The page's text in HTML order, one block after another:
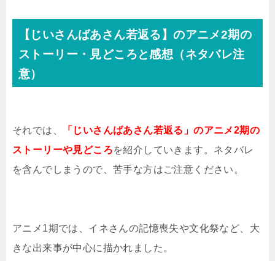
【じいさんばあさん若返る】のアニメ2期の
ストーリー・見どころと感想（ネタバレ注
意）
それでは、
「じいさんばあさん若返る」のアニメ2期の
ストーリーや見どころを紹介していきます。ネタバレ
を含んでしまうので、苦手な方はご注意ください。
アニメ1期では、イネさんの記憶喪失や文化祭など、大
きな出来事が中心に描かれました。